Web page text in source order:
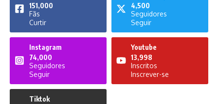
151,000
Fãs
Curtir
4,500
Seguidores
Seguir
Instagram
74,000
Seguidores
Seguir
Youtube
13,998
Inscritos
Inscrever-se
Tiktok